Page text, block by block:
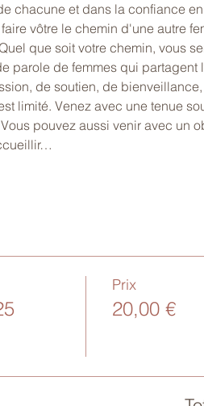
chacune et dans la confiance
vôtre le chemin d'une autre
que soit votre chemin, vous
parole de femmes qui
de soutien, de
limité. Venez avec une tenue
pouvez aussi venir avec un
Prix
20,00 €